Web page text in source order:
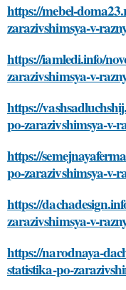
https://mebel-
zarazivshimsya-v-
https://iamledi.info/
zarazivshimsya-v-
https://
po-zarazivshimsya-v-
https://
po-zarazivshimsya-v-
https://
zarazivshimsya-v-
https://narodnaya-
statistika-po-